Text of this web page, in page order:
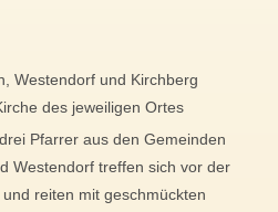
Westendorf und Kirchberg
des jeweiligen Ortes
Pfarrer aus den Gemeinden
Westendorf treffen sich vor der
reiten mit geschmückten